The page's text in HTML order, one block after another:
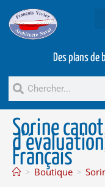
Des plans de
Sorine
Français
> Boutique >